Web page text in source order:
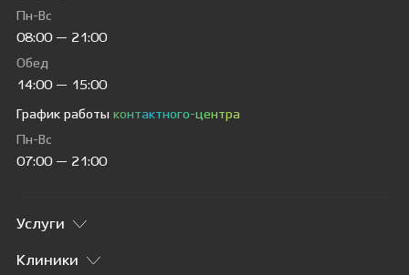
Пн-Вс
08:00 — 21:00
Обед
14:00 — 15:00
График работы контактного-центра
Пн-Вс
07:00 — 21:00
Услуги
Клиники